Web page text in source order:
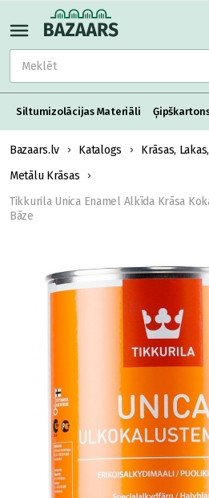
Siltumizolācijas Materiāli
Bazaars.lv Katalogs
Krāsas,
Metālu Krāsas
Tikkurila Unica Enamel Alkīda Krāsa
Bāze